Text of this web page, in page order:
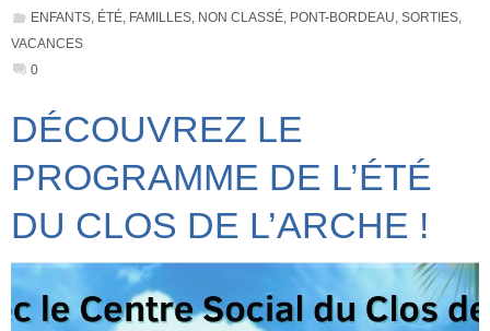
ENFANTS, ÉTÉ, FAMILLES, NON CLASSÉ, PONT-BORDEAU, SORTIES,
VACANCES
0
DÉCOUVREZ LE
PROGRAMME DE L’ÉTÉ
DU CLOS DE L’ARCHE !